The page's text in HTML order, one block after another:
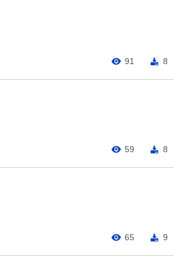
91 8
59 8
65 9